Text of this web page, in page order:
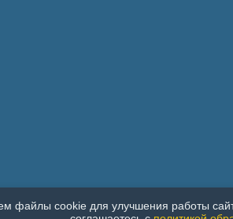
файлы cookie для улучшения работы